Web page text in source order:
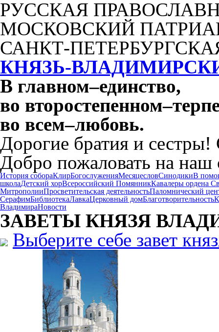
РУССКАЯ
МОСКОВСКИЙ
САНКТ-
КНЯЗЬ-
В главном–единство,
во второстепенном–
во всем–любовь.
Дорогие братия и
Добро пожаловать на наш
История собораКлирБогослуженияМесяцесловСинодикиВ
школаДетский хорВсероссийский ПомянникКавалеры ордена
МитрополииПросветительская деятельностьПаломнический
СерафимБиблиотекаЛавкаЦерковный домБлаготворительность
ВладимираНовости
ЗАВЕТЫ КНЯЗЯ
Выберите себе завет